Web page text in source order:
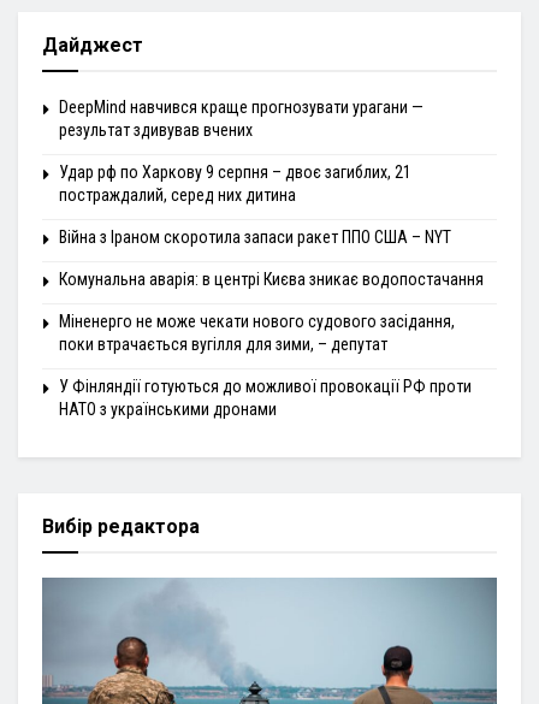
Дайджест
DeepMind навчився краще прогнозувати урагани —
результат здивував вчених
Удар рф по Харкову 9 серпня – двоє загиблих, 21
постраждалий, серед них дитина
Війна з Іраном скоротила запаси ракет ППО США – NYT
Комунальна аварія: в центрі Києва зникає водопостачання
Міненерго не може чекати нового судового засідання,
поки втрачається вугілля для зими, – депутат
У Фінляндії готуються до можливої провокації РФ проти
НАТО з українськими дронами
Вибір редактора